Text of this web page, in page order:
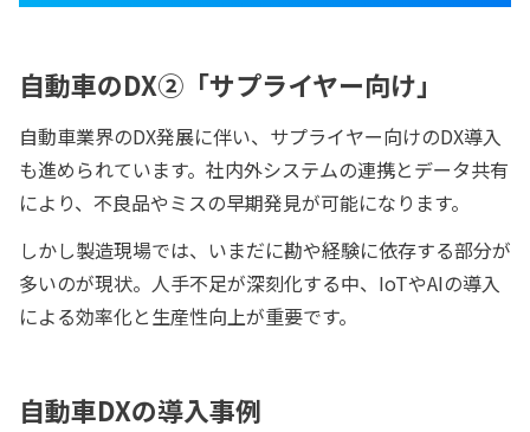
自動車のDX②「サプライヤー向け」
自動車業界のDX発展に伴い、サプライヤー向けのDX導入
も進められています。社内外システムの連携とデータ共有
により、不良品やミスの早期発見が可能になります。
しかし製造現場では、いまだに勘や経験に依存する部分が
多いのが現状。人手不足が深刻化する中、IoTやAIの導入
による効率化と生産性向上が重要です。
自動車DXの導入事例